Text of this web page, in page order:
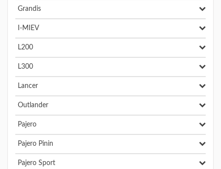
Grandis
I-MIEV
L200
L300
Lancer
Outlander
Pajero
Pajero Pinin
Pajero Sport